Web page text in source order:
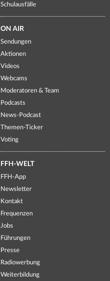
Schulausfälle
ON AIR
Sendungen
Aktionen
Videos
Webcams
Moderatoren & Team
Podcasts
News-Podcast
Themen-Ticker
Voting
FFH-WELT
FFH-App
Newsletter
Kontakt
Frequenzen
Jobs
Führungen
Presse
Radiowerbung
Weiterbildung